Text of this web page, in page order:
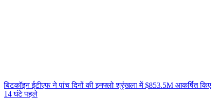
बिटकॉइन ईटीएफ ने पांच दिनों की इनफ्लो श्रृंखला में $853.5M आकर्षित किए
14 घंटे पहले